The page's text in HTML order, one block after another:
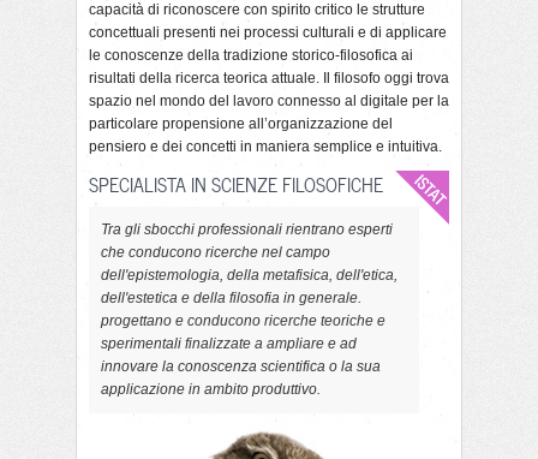
capacità di riconoscere con spirito critico le strutture
concettuali presenti nei processi culturali e di applicare
le conoscenze della tradizione storico-filosofica ai
risultati della ricerca teorica attuale. Il filosofo oggi trova
spazio nel mondo del lavoro connesso al digitale per la
particolare propensione all’organizzazione del
pensiero e dei concetti in maniera semplice e intuitiva.
SPECIALISTA IN SCIENZE FILOSOFICHE
Tra gli sbocchi professionali rientrano esperti
che conducono ricerche nel campo
dell'epistemologia, della metafisica, dell'etica,
dell'estetica e della filosofia in generale.
progettano e conducono ricerche teoriche e
sperimentali finalizzate a ampliare e ad
innovare la conoscenza scientifica o la sua
applicazione in ambito produttivo.